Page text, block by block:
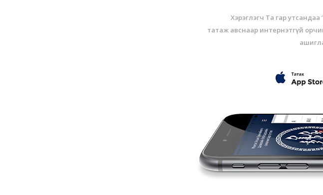
Хэрэглэгч Та гар
татаж авснаар интернэтгүй